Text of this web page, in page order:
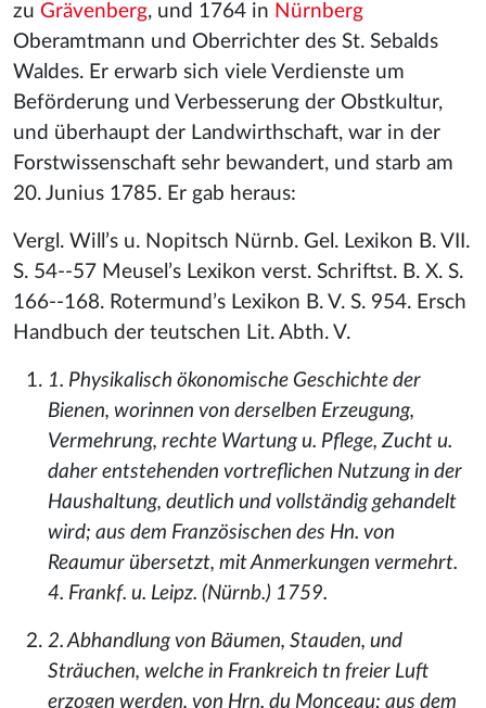
zu Grävenberg, und 1764 in Nürnberg
Oberamtmann und Oberrichter des St. Sebalds
Waldes. Er erwarb sich viele Verdienste um
Beförderung und Verbesserung der Obstkultur,
und überhaupt der Landwirthschaft, war in der
Forstwissenschaft sehr bewandert, und starb am
20. Junius 1785. Er gab heraus:
Vergl. Will’s u. Nopitsch Nürnb. Gel. Lexikon B. VII.
S. 54--57 Meusel’s Lexikon verst. Schriftst. B. X. S.
166--168. Rotermund’s Lexikon B. V. S. 954. Ersch
Handbuch der teutschen Lit. Abth. V.
1. Physikalisch ökonomische Geschichte der
Bienen, worinnen von derselben Erzeugung,
Vermehrung, rechte Wartung u. Pflege, Zucht u.
daher entstehenden vortreflichen Nutzung in der
Haushaltung, deutlich und vollständig gehandelt
wird; aus dem Französischen des Hn. von
Reaumur übersetzt, mit Anmerkungen vermehrt.
4. Frankf. u. Leipz. (Nürnb.) 1759.
2. Abhandlung von Bäumen, Stauden, und
Sträuchen, welche in Frankreich tn freier Luft
erzogen werden, von Hrn. du Monceau; aus dem